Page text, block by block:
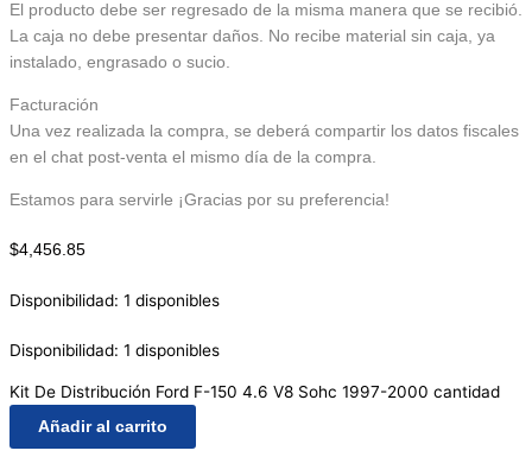
El producto debe ser regresado de la misma manera que se recibió.
La caja no debe presentar daños. No recibe material sin caja, ya
instalado, engrasado o sucio.
Facturación
Una vez realizada la compra, se deberá compartir los datos fiscales
en el chat post-venta el mismo día de la compra.
Estamos para servirle ¡Gracias por su preferencia!
$4,456.85
Disponibilidad: 1 disponibles
Disponibilidad: 1 disponibles
Kit De Distribución Ford F-150 4.6 V8 Sohc 1997-2000 cantidad
Añadir al carrito